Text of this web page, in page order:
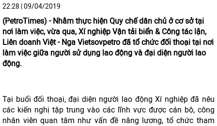
22:28 | 09/04/2019
(PetroTimes) - Nhằm thực hiện Quy chế dân chủ ở cơ sở tại
nơi làm việc, vừa qua, Xí nghiệp Vận tải biển & Công tác lặn,
Liên doanh Việt - Nga Vietsovpetro đã tổ chức đối thoại tại nơi
làm việc giữa người sử dụng lao động và đại diện người lao
động.
Tại buổi đối thoại, đại diện người lao động Xí nghiệp đã nêu
các kiến nghị tập trung vào các lĩnh vực được cán bộ, công
nhân viên quan tâm như vấn đề nâng lương, tổ chức tham